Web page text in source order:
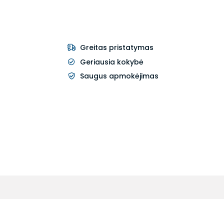
Greitas pristatymas
Geriausia kokybė
Saugus apmokėjimas